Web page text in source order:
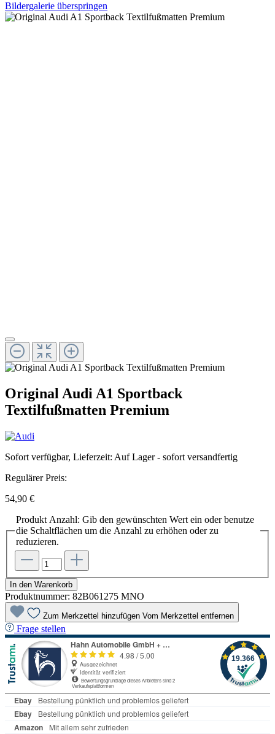
Bildergalerie überspringen
Original Audi A1 Sportback
Textilfußmatten Premium
Sofort verfügbar, Lieferzeit: Auf Lager - sofort versandfertig
Regulärer Preis:
54,90 €
Produkt Anzahl: Gib den gewünschten Wert ein oder benutze
die Schaltflächen um die Anzahl zu erhöhen oder zu
reduzieren.
In den Warenkorb
Produktnummer: 82B061275 MNO
Zum Merkzettel hinzufügen Vom Merkzettel entfernen
Frage stellen